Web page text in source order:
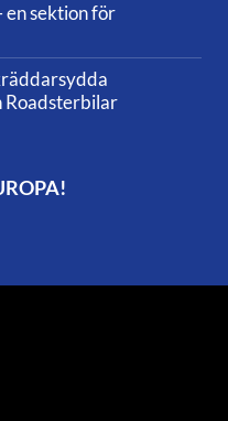
en sektion för
Roadsterbilar